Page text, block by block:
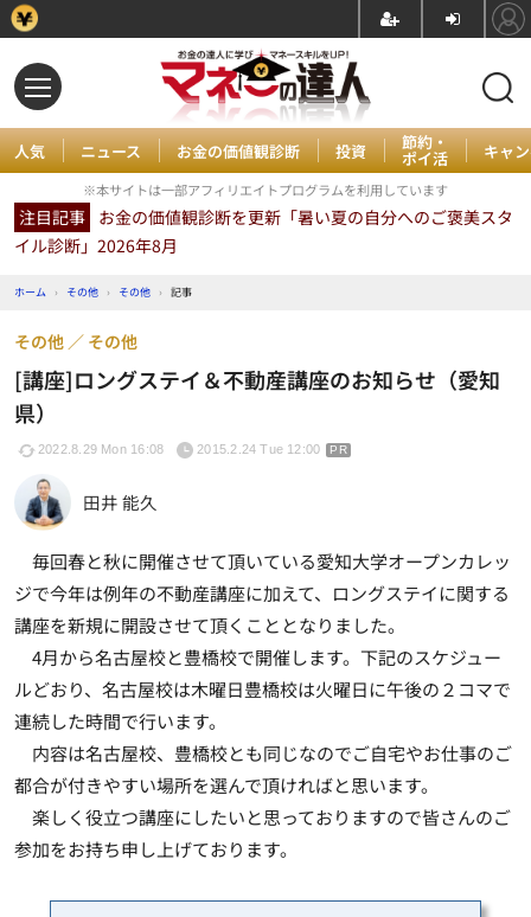
人気 ニュース お金の価値観診断 投資 節約・
ポイ活 キャ
※本サイトは一部アフィリエイトプログラムを利用しています
注目記事 お金の価値観診断を更新「暑い夏の自分へのご褒美スタ
イル診断」2026年8月
ホーム › その他 › その他 › 記事
[講座]ロングステイ＆不動産講座のお知らせ（愛知
県）
その他 その他
2022.8.29 Mon 16:08 2015.2.24 Tue 12:00 PR
田井 能久
毎回春と秋に開催させて頂いている愛知大学オープンカレッ
ジで今年は例年の不動産講座に加えて、ロングステイに関する
講座を新規に開設させて頂くこととなりました。
4月から名古屋校と豊橋校で開催します。下記のスケジュー
ルどおり、名古屋校は木曜日豊橋校は火曜日に午後の２コマで
連続した時間で行います。
内容は名古屋校、豊橋校とも同じなのでご自宅やお仕事のご
都合が付きやすい場所を選んで頂ければと思います。
楽しく役立つ講座にしたいと思っておりますので皆さんのご
参加をお持ち申し上げております。